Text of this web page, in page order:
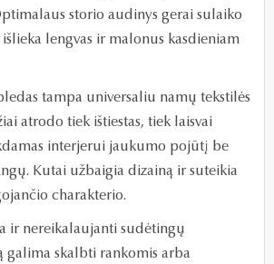
storio audinys gerai sulaiko
lengvas ir malonus kasdieniam
tampa universaliu namų tekstilės
atrodo tiek ištiestas, tiek laisvai
interjerui jaukumo pojūtį be
Kutai užbaigia dizainą ir suteikia
charakterio.
ir nereikalaujanti sudėtingų
galima skalbti rankomis arba